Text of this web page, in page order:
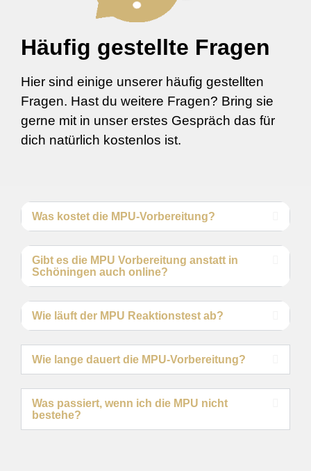
Häufig gestellte Fragen
Hier sind einige unserer häufig gestellten
Fragen. Hast du weitere Fragen? Bring sie
gerne mit in unser erstes Gespräch das für
dich natürlich kostenlos ist.
Was kostet die MPU-Vorbereitung?
Gibt es die MPU Vorbereitung anstatt in
Schöningen auch online?
Wie läuft der MPU Reaktionstest ab?
Wie lange dauert die MPU-Vorbereitung?
Was passiert, wenn ich die MPU nicht
bestehe?